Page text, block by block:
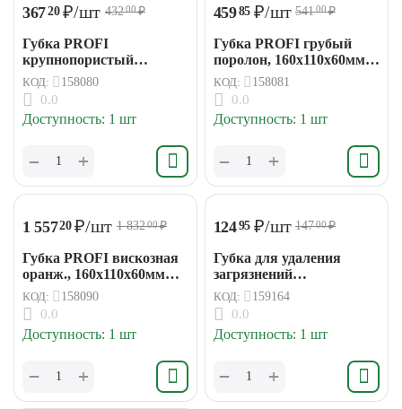
36720 ₽/шт 43200₽
Губка PROFI
крупнопористый
поролон, 160х110х60мм
(НАМ)
КОД: 158080
0.0
Доступность: 1 шт
+
−
45985 ₽/шт 54100₽
Губка PROFI грубый
поролон, 160х110х60мм
(НАМ)
КОД: 158081
0.0
Доступность: 1 шт
+
−
1 55720 ₽/шт 1 83200₽
Губка PROFI вискозная
оранж., 160х110х60мм
(НАМ)
КОД: 158090
0.0
Доступность: 1 шт
+
−
12495 ₽/шт 14700₽
Губка для удаления
загрязнений
крупнопористая
РемоКолор
140х110х60мм
КОД: 159164
0.0
Доступность: 1 шт
+
−